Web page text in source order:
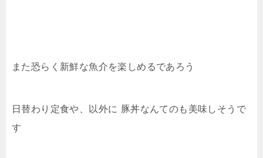
また恐らく新鮮な魚介を楽しめるであろう
日替わり定食や、以外に 豚丼なんてのも美味しそうで
す